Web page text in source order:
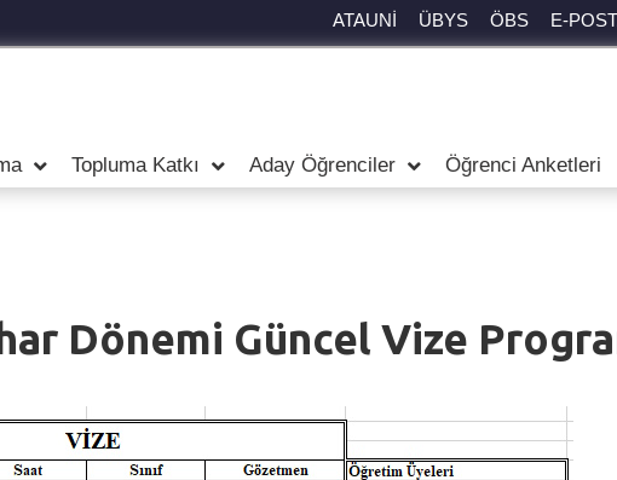
ATAUNİ ÜBYS ÖBS E-
Topluma Katkı Aday Öğrenciler Öğrenci Anketleri
Dönemi Güncel Vize